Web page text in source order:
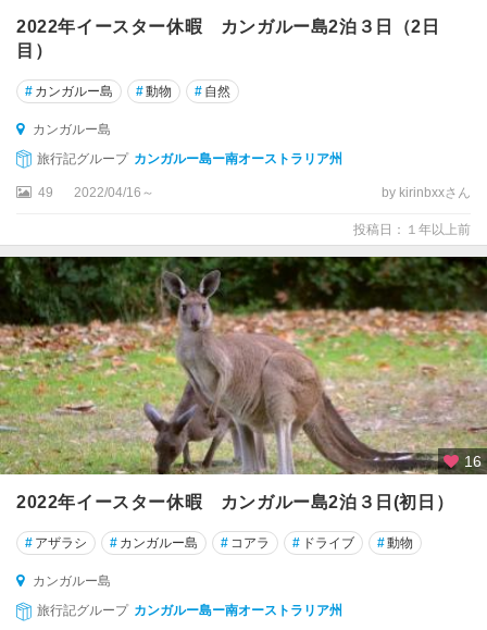
ア
サ
ト
ン
ー
ブ
ン
ド
周
辺
ア
デ
レ
ー
ド
ル
ズ
周
辺
ア
2022年イースター休暇 カンガルー島2泊３日（2日
目）
# カンガルー島 #動物 # 自然
カンガルー島
旅行記グループ カンガルー島ー南オーストラリア州
49 2022/04/16～ by kirinbxxさん
投稿日：１年以上前
16
2022年イースター休暇 カンガルー島2泊３日(初日）
# アザラシ # カンガルー島 # コアラ # ドライブ #動物
カンガルー島
旅行記グループ カンガルー島ー南オーストラリア州